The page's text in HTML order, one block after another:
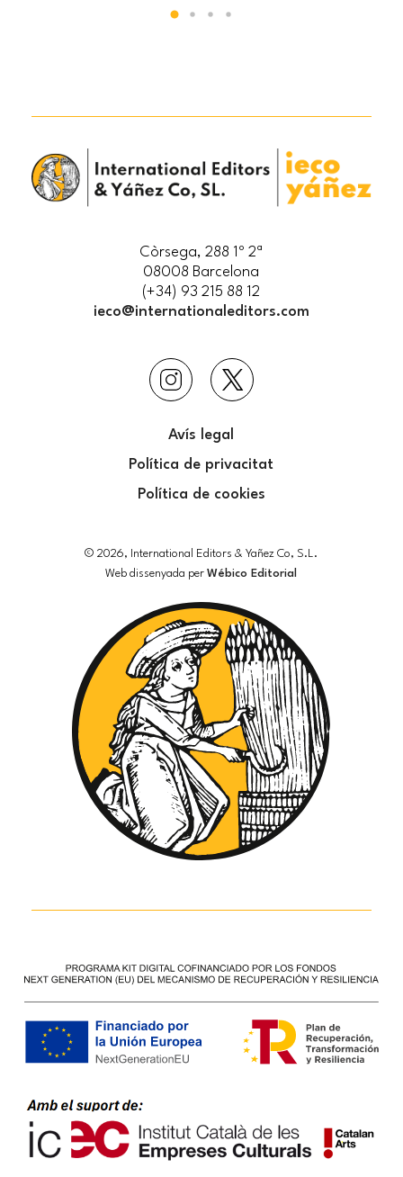
Còrsega, 288 1º 2ª
08008 Barcelona
(+34) 93 215 88 12
ieco@internationaleditors.com
Avís legal
Política de privacitat
Política de cookies
© 2026, International Editors & Yañez Co, S.L.
Web dissenyada perWébico Editorial